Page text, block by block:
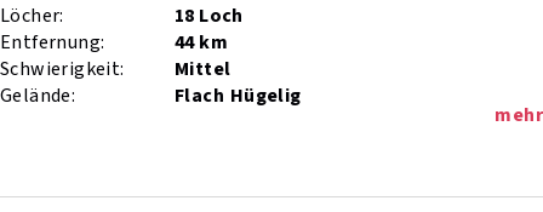
Löcher:
18 Loch
Entfernung:
44 km
Schwierigkeit:
Mittel
Gelände:
Flach Hügelig
mehr